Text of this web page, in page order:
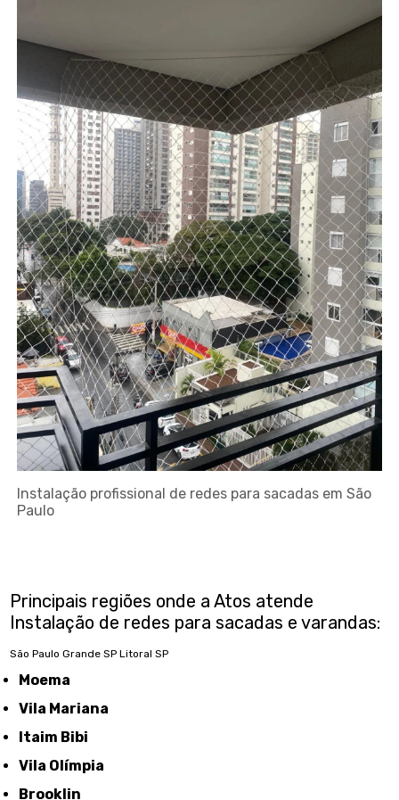
Instalação profissional de redes para sacadas em São
Paulo
Principais regiões onde a Atos atende
Instalação de redes para sacadas e varandas:
São Paulo Grande SP Litoral SP
Moema
Vila Mariana
Itaim Bibi
Vila Olímpia
Brooklin